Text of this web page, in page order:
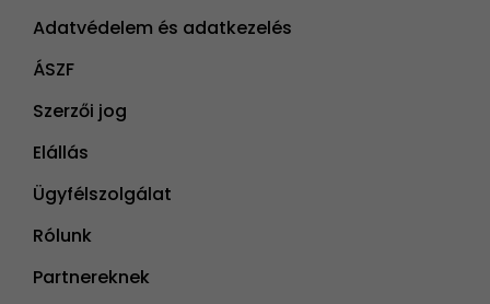
Adatvédelem és adatkezelés
ÁSZF
Szerzői jog
Elállás
Ügyfélszolgálat
Rólunk
Partnereknek